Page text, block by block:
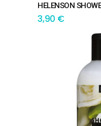
HELENSON
3,90 €